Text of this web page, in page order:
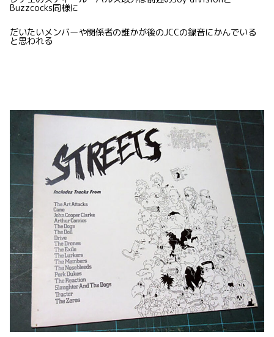
Buzzcocks同様に
だいたいメンバーや関係者の誰かが後のJCCの録音にかんでいる
と思われる